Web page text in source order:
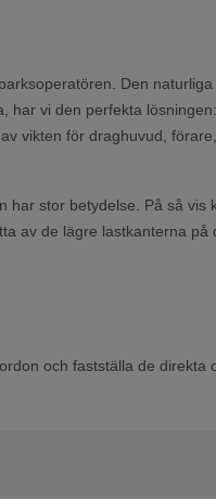
Den
vi den perfekta
vikten för draghuvud,
stor betydelse. På så
av de lägre lastkanterna
och fastställa de